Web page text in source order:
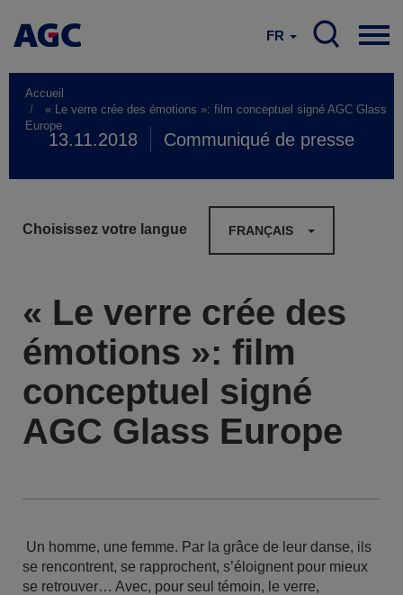
FR
Accueil
« Le verre crée des émotions »: film conceptuel signé AGC Glass
Europe
13.11.2018 Communiqué de presse
Choisissez votre langue FRANÇAIS
« Le verre crée des
émotions »: film
conceptuel signé
AGC Glass Europe
Un homme, une femme. Par la grâce de leur danse, ils
se rencontrent, se rapprochent, s’éloignent pour mieux
se retrouver… Avec, pour seul témoin, le verre,